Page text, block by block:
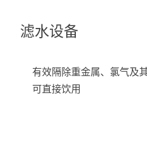
滤水设备
有效隔除重金属、氯气及
可直接饮用